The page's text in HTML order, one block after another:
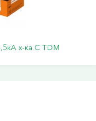
х-ка С TDM